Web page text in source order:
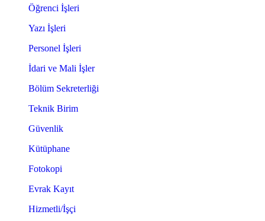
Öğrenci İşleri
Yazı İşleri
Personel İşleri
İdari ve Mali İşler
Bölüm Sekreterliği
Teknik Birim
Güvenlik
Kütüphane
Fotokopi
Evrak Kayıt
Hizmetli/İşçi